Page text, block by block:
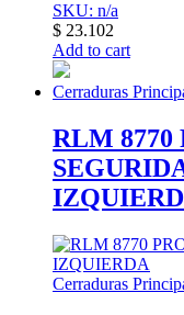
SKU: n/a
$ 23.102
Add to cart
Cerraduras
RLM 8770
Cerraduras